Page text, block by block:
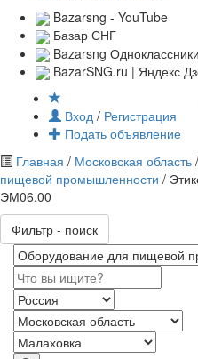
Bazarsng - YouTube
Базар СНГ
Bazarsng Одноклассники
BazarSNG.ru | Яндекс
Вход / Регистрация
Подать объявление
Главная / Московская область /
пищевой промышленности /
ЭМ06.00
Фильтр - поиск